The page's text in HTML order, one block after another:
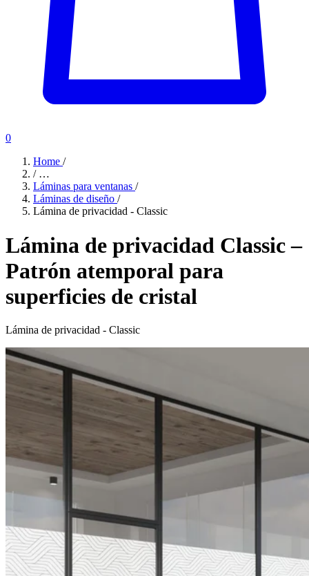
0
Home /
/ …
Láminas para ventanas /
Láminas de diseño /
Lámina de privacidad - Classic
Lámina de privacidad Classic –
Patrón atemporal para
superficies de cristal
Lámina de privacidad - Classic